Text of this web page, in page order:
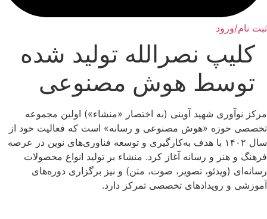
ثبت نام/ورود
کلیپ نصرالله تولید شده
توسط هوش مصنوعی
مرکز نوآوری شهید آوینی (به اختصار «منشاء») اولین مجموعه
تخصصی حوزه «هوش مصنوعی و رسانه» است که فعالیت خود از
سال ۱۴۰۲ با هدف به‌کارگیری و توسعه فناوری‌های نوین در عرصه
فرهنگ و هنر و رسانه آغاز کرد. منشاء بر تولید انواع محصولات
رسانه‌ای (ویدئو، تصویر، صوت، متن) و نیز برگزاری دوره‌های
آموزشی و رویدادهای تخصصی تمرکز دارد.